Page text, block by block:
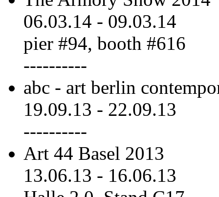
06.03.14 - 09.03.14
pier #94, booth #616
----------
abc - art berlin
19.09.13 - 22.09.13
----------
Art 44 Basel 2013
13.06.13 - 16.06.13